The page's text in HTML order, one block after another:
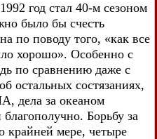
год стал 40-м сезоном
было бы счесть
по поводу того, «как все
хорошо». Особенно с
по сравнению даже с
остальных состязаниях,
дела за океаном
Борьбу за
крайней мере, четыре